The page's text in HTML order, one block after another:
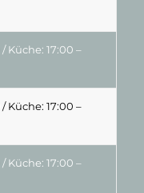
/ Küche: 17:00 –
/ Küche: 17:00 –
/ Küche: 17:00 –